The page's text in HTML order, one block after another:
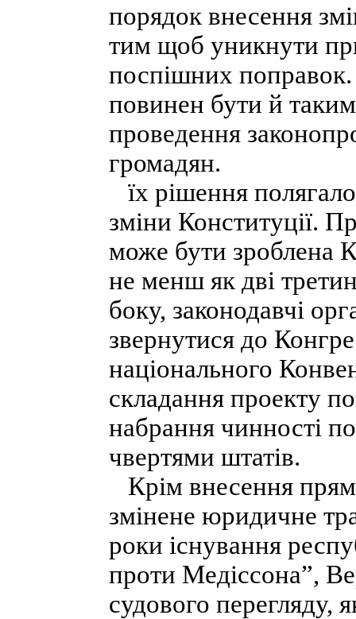
порядок внесення
тим щоб уникнути
поспішних
повинен бути й
проведення
громадян.
їх рішення
зміни Конституції.
може бути зроблена
не менш як дві
боку, законодавчі
звернутися до
національного
складання проекту
набрання чинності
чвертями штатів.
Крім внесення
змінене юридичне
роки існування
проти Медіссона”,
судового перегляду,